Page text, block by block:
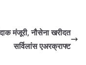
मंजूरी, नौसेना खरीदत
सर्विलांस एअरक्राफ्ट